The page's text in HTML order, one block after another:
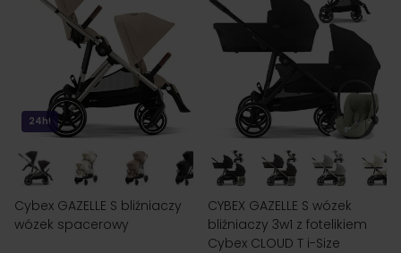
24h!
Cybex GAZELLE S bliźniaczy
wózek spacerowy
CYBEX GAZELLE S wózek
bliźniaczy 3w1 z fotelikiem
Cybex CLOUD T i-Size